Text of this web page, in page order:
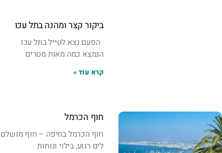
ביקור קצר ומהנה בתל עכו
הפעם נצא לטייל בתל עכו
הנמצא כמה מאות מטרים
קרא עוד »
חוף הכרמל
חוף הכרמל בחיפה – חוף מושלם
לים רגוע, בילוי ונוחות